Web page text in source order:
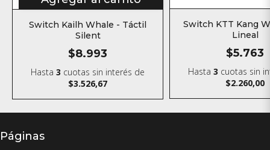
Switch Kailh Whale - Táctil
Silent
$8.993
Hasta3 cuotas sin interés de
$3.526,67
Switch KTT Kang
Lineal
$5.763
Hasta3 cuotas sin
$2.260,00
Páginas